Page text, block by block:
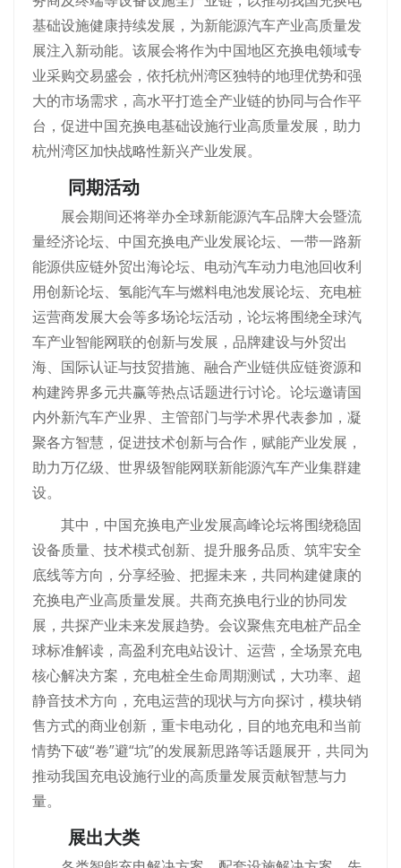
基础设施健康持续发展，为新能源汽车产业高质量发
展注入新动能。该展会将作为中国地区充换电领域专
业采购交易盛会，依托杭州湾区独特的地理优势和强
大的市场需求，高水平打造全产业链的协同与合作平
台，促进中国充换电基础设施行业高质量发展，助力
杭州湾区加快战略性新兴产业发展。
同期活动
展会期间还将举办全球新能源汽车品牌大会暨流
量经济论坛、中国充换电产业发展论坛、一带一路新
能源供应链外贸出海论坛、电动汽车动力电池回收利
用创新论坛、氢能汽车与燃料电池发展论坛、充电桩
运营商发展大会等多场论坛活动，论坛将围绕全球汽
车产业智能网联的创新与发展，品牌建设与外贸出
海、国际认证与技贸措施、融合产业链供应链资源和
构建跨界多元共赢等热点话题进行讨论。论坛邀请国
内外新汽车产业界、主管部门与学术界代表参加，凝
聚各方智慧，促进技术创新与合作，赋能产业发展，
助力万亿级、世界级智能网联新能源汽车产业集群建
设。
其中，中国充换电产业发展高峰论坛将围绕稳固
设备质量、技术模式创新、提升服务品质、筑牢安全
底线等方向，分享经验、把握未来，共同构建健康的
充换电产业高质量发展。共商充换电行业的协同发
展，共探产业未来发展趋势。会议聚焦充电桩产品全
球标准解读，高盈利充电站设计、运营，全场景充电
核心解决方案，充电桩全生命周期测试，大功率、超
静音技术方向，充电运营的现状与方向探讨，模块销
售方式的商业创新，重卡电动化，目的地充电和当前
情势下破“卷”避“坑”的发展新思路等话题展开，共同为
推动我国充电设施行业的高质量发展贡献智慧与力
量。
展出大类